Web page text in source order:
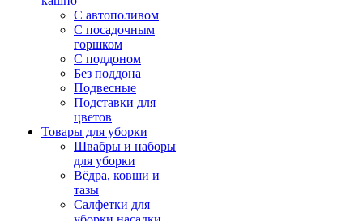
С автополивом
С посадочным
горшком
С поддоном
Без поддона
Подвесные
Подставки для
цветов
Товары для уборки
Швабры и наборы
для уборки
Вёдра, ковши и
тазы
Салфетки для